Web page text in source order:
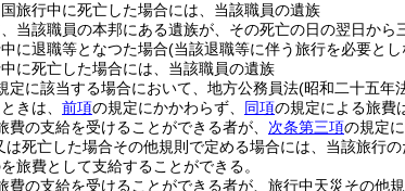
旅行中に死亡した場合には、当該職員の遺族
当該職員の本邦にある遺族が、その死亡の日の翌日か
に退職等となつた場合(当該退職等に伴う旅行を必要と
に死亡した場合には、当該職員の遺族
定に該当する場合において、地方公務員法(昭和二十五年
きは、 前項の規定にかかわらず、 同項の規定による旅費
費の支給を受けることができる者が、 次条第三項の規定
は死亡した場合その他規則で定める場合には、当該旅行
旅費として支給することができる。
費の支給を受けることができる者が、旅行中天災その他